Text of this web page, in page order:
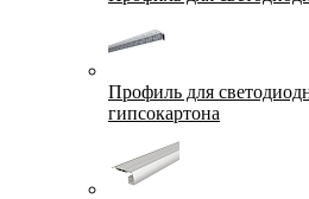
Профиль для
гипсокартона